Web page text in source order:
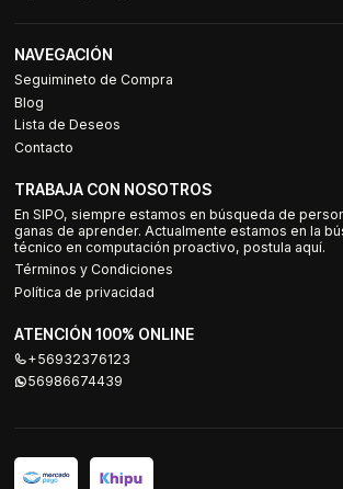
NAVEGACIÓN
Seguimineto de Compra
Blog
Lista de Deseos
Contacto
TRABAJA CON NOSOTROS
En SIPO, siempre estamos en búsqueda de
ganas de aprender. Actualmente estamos en la
técnico en computación proactivo, postula aquí.
Términos y Condiciones
Política de privacidad
ATENCIÓN 100% ONLINE
+56932376123
56986674439